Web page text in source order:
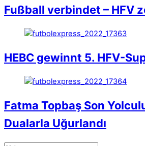
Fußball verbindet – HFV
HEBC gewinnt 5. HFV-
Fatma Topbaş Son
Dualarla Uğurlandı